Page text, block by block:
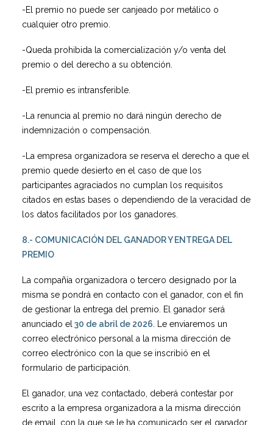
-El premio no puede ser canjeado por metálico o
cualquier otro premio.
-Queda prohibida la comercialización y/o venta del
premio o del derecho a su obtención.
-El premio es intransferible.
-La renuncia al premio no dará ningún derecho de
indemnización o compensación.
-La empresa organizadora se reserva el derecho a que el
premio quede desierto en el caso de que los
participantes agraciados no cumplan los requisitos
citados en estas bases o dependiendo de la veracidad de
los datos facilitados por los ganadores.
8.- COMUNICACIÓN DEL GANADOR Y ENTREGA DEL
PREMIO
La compañía organizadora o tercero designado por la
misma se pondrá en contacto con el ganador, con el fin
de gestionar la entrega del premio. El ganador será
anunciado el 30 de abril de 2026 . Le enviaremos un
correo electrónico personal a la misma dirección de
correo electrónico con la que se inscribió en el
formulario de participación.
El ganador, una vez contactado, deberá contestar por
escrito a la empresa organizadora a la misma dirección
de email, con la que se le ha comunicado ser el ganador,